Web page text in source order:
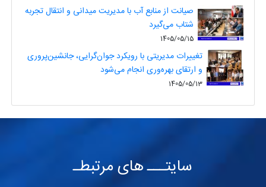
صیانت از منابع آب با مدیریت میدانی و انتقال تجربه
شتاب می‌گیرد
1405/05/15
تغییرات مدیریتی با رویکرد جوان‌گرایی، جانشین‌پروری
و ارتقای بهره‌وری انجام می‌شود
1405/05/13
سایتـــ های مرتبطـ